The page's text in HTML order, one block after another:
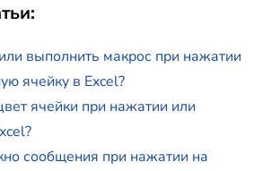
:
выполнить макрос при нажатии
ячейку в Excel?
ячейки при нажатии или
сообщения при нажатии на